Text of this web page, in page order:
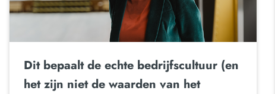
Dit bepaalt de echte bedrijfscultuur (en
het zijn niet de waarden van het